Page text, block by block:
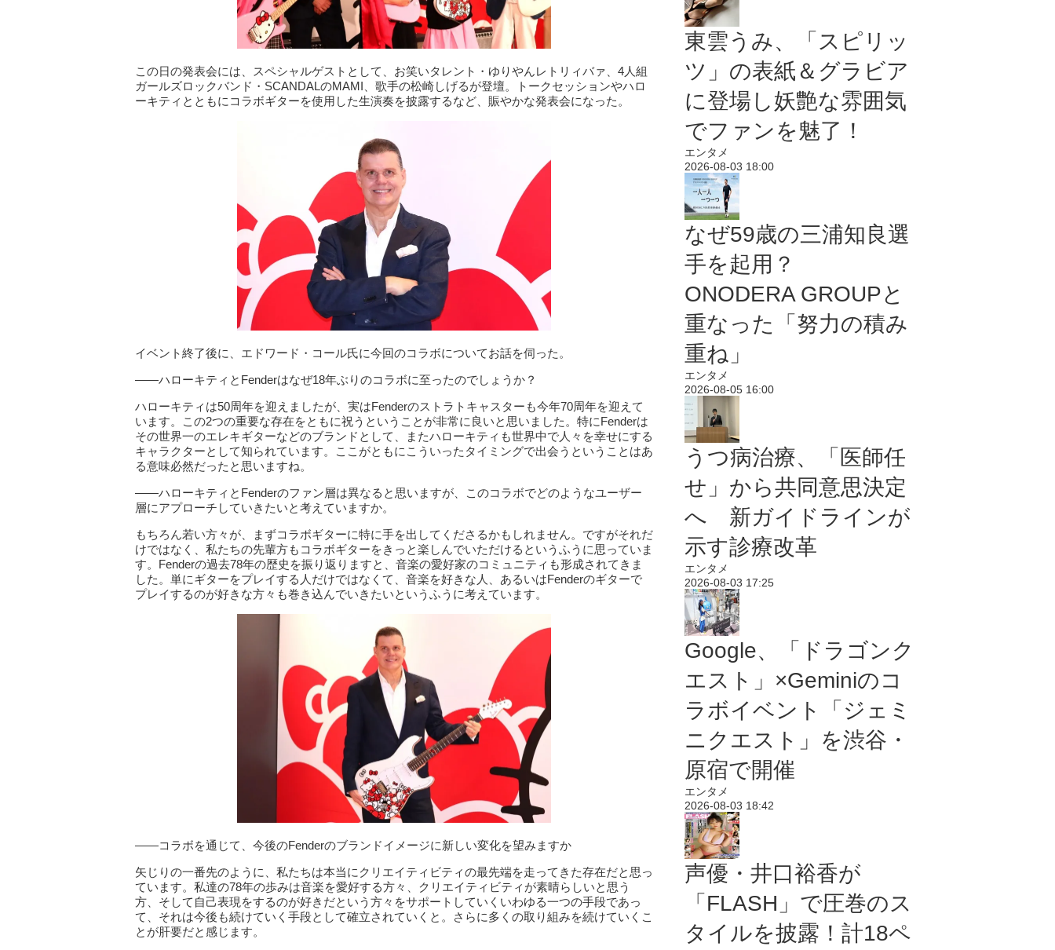
この日の発表会には、スペシャルゲストとして、お笑いタレント・ゆりやんレトリィバァ、4人組
ガールズロックバンド・SCANDALのMAMI、歌手の松崎しげるが登壇。トークセッションやハロ
ーキティとともにコラボギターを使用した生演奏を披露するなど、賑やかな発表会になった。
イベント終了後に、エドワード・コール氏に今回のコラボについてお話を伺った。
――ハローキティとFenderはなぜ18年ぶりのコラボに至ったのでしょうか？
ハローキティは50周年を迎えましたが、実はFenderのストラトキャスターも今年70周年を迎えて
います。この2つの重要な存在をともに祝うということが非常に良いと思いました。特にFenderは
その世界一のエレキギターなどのブランドとして、またハローキティも世界中で人々を幸せにする
キャラクターとして知られています。ここがともにこういったタイミングで出会うということはあ
る意味必然だったと思いますね。
――ハローキティとFenderのファン層は異なると思いますが、このコラボでどのようなユーザー
層にアプローチしていきたいと考えていますか。
もちろん若い方々が、まずコラボギターに特に手を出してくださるかもしれません。ですがそれだ
けではなく、私たちの先輩方もコラボギターをきっと楽しんでいただけるというふうに思っていま
す。Fenderの過去78年の歴史を振り返りますと、音楽の愛好家のコミュニティも形成されてきま
した。単にギターをプレイする人だけではなくて、音楽を好きな人、あるいはFenderのギターで
プレイするのが好きな方々も巻き込んでいきたいというふうに考えています。
――コラボを通じて、今後のFenderのブランドイメージに新しい変化を望みますか
矢じりの一番先のように、私たちは本当にクリエイティビティの最先端を走ってきた存在だと思っ
ています。私達の78年の歩みは音楽を愛好する方々、クリエイティビティが素晴らしいと思う
方、そして自己表現をするのが好きだという方々をサポートしていくいわゆる一つの手段であっ
て、それは今後も続けていく手段として確立されていくと。さらに多くの取り組みを続けていくこ
とが肝要だと感じます。
東雲うみ、「スピリッ
ツ」の表紙＆グラビア
に登場し妖艶な雰囲気
でファンを魅了！
エンタメ
2026-08-03 18:00
なぜ59歳の三浦知良選
手を起用？
ONODERA GROUPと
重なった「努力の積み
重ね」
エンタメ
2026-08-05 16:00
うつ病治療、「医師任
せ」から共同意思決定
へ 新ガイドラインが
示す診療改革
エンタメ
2026-08-03 17:25
Google、「ドラゴンク
エスト」×Geminiのコ
ラボイベント「ジェミ
ニクエスト」を渋谷・
原宿で開催
エンタメ
2026-08-03 18:42
声優・井口裕香が
「FLASH」で圧巻のス
タイルを披露！計18ペ